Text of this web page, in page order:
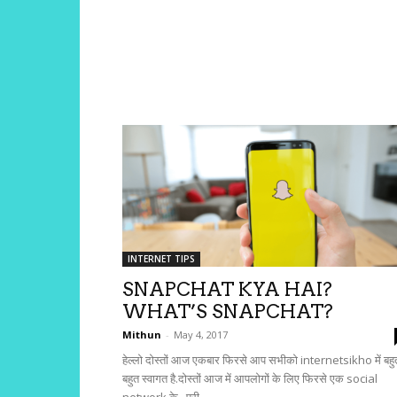
INTERNET TIPS
SNAPCHAT KYA HAI?
WHAT’S SNAPCHAT?
Mithun - May 4, 2017
हेल्लो दोस्तों आज एकबार फिरसे आप सभीको internetsikho में
बहुत स्वागत है.दोस्तों आज में आपलोगों के लिए फिरसे एक social